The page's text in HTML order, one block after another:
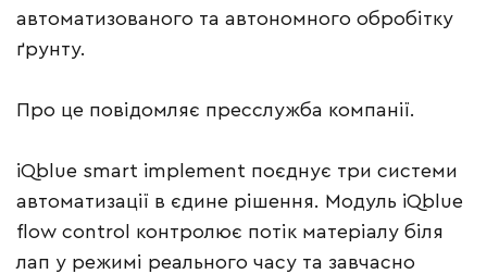
автоматизованого та автономного обробітку
ґрунту.
Про це повідомляє пресслужба компанії.
iQblue smart implement поєднує три системи
автоматизації в єдине рішення. Модуль iQblue
flow control контролює потік матеріалу біля
лап у режимі реального часу та завчасно